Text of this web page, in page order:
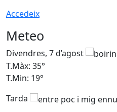
Accedeix
Meteo
Divendres, 7 d’agost
T.Màx: 35°
T.Min: 19°
Tarda